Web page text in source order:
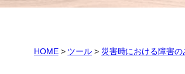
HOME> ツール > 災害時における障害